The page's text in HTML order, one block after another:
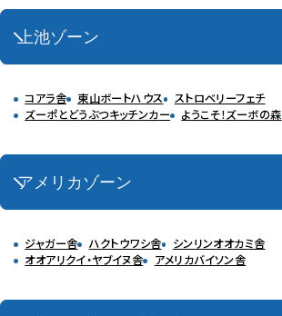
上池ゾーン
コアラ舎 東山ボートハウス
ストロベリーフェチ
ズーポとどうぶつキッチンカー
ようこそ！ズーボの森
アメリカゾーン
ジャガー舎 ハクトウワシ舎
シンリンオオカミ舎
オオアリクイ・ヤブイヌ舎
アメリカバイソン舎